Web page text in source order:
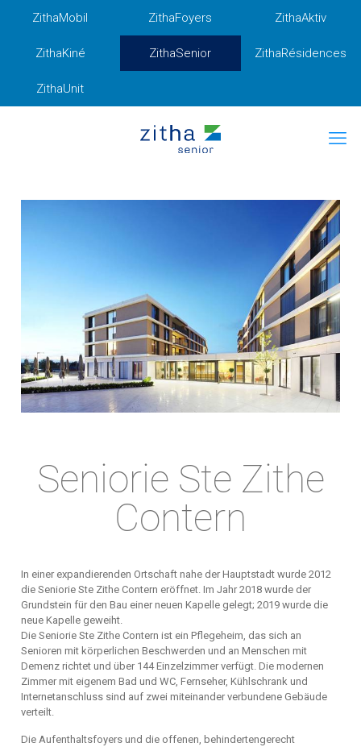
ZithaMobil ZithaFoyers ZithaAktiv
ZithaKiné ZithaSenior ZithaRésidences
ZithaUnit
Seniorie Ste Zithe
Contern
In einer expandierenden Ortschaft nahe der Hauptstadt wurde 2012
die Seniorie Ste Zithe Contern eröffnet. Im Jahr 2018 wurde der
Grundstein für den Bau einer neuen Kapelle gelegt; 2019 wurde die
neue Kapelle geweiht.
Die Seniorie Ste Zithe Contern ist ein Pflegeheim, das sich an
Senioren mit körperlichen Beschwerden und an Menschen mit
Demenz richtet und über 144 Einzelzimmer verfügt. Die modernen
Zimmer mit eigenem Bad und WC, Fernseher, Kühlschrank und
Internetanschluss sind auf zwei miteinander verbundene Gebäude
verteilt.
Die Aufenthaltsfoyers und die offenen, behindertengerecht